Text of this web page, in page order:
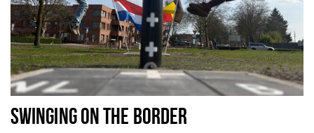
SWINGING ON THE BORDER